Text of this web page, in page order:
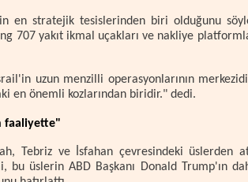
en stratejik tesislerinden biri olduğunu
707 yakıt ikmal uçakları ve nakliye
uzun menzilli operasyonlarının
en önemli kozlarından biridir." dedi.
faaliyette"
Tebriz ve İsfahan çevresindeki üslerden
bu üslerin ABD Başkanı Donald Trump'ın